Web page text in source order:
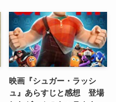
映画『シュガー・ラッシ
ュ』あらすじと感想 登場